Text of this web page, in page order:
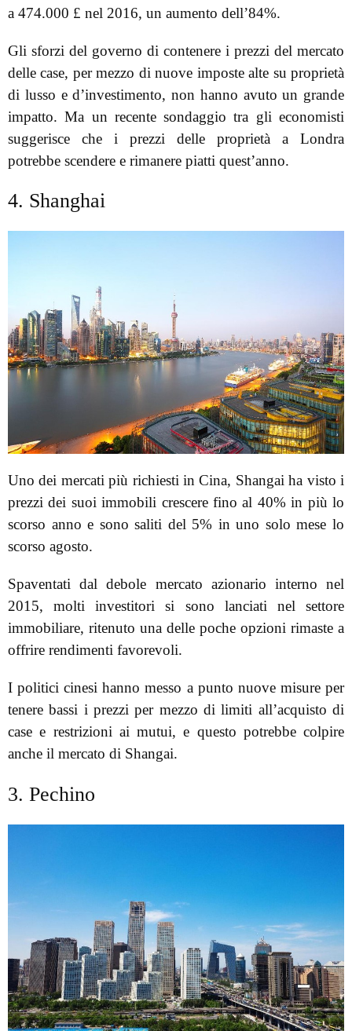
a 474.000 £ nel 2016, un aumento dell’84%.
Gli sforzi del governo di contenere i prezzi del mercato
delle case, per mezzo di nuove imposte alte su proprietà
di lusso e d’investimento, non hanno avuto un grande
impatto. Ma un recente sondaggio tra gli economisti
suggerisce che i prezzi delle proprietà a Londra
potrebbe scendere e rimanere piatti quest’anno.
4. Shanghai
Uno dei mercati più richiesti in Cina, Shangai ha visto i
prezzi dei suoi immobili crescere fino al 40% in più lo
scorso anno e sono saliti del 5% in uno solo mese lo
scorso agosto.
Spaventati dal debole mercato azionario interno nel
2015, molti investitori si sono lanciati nel settore
immobiliare, ritenuto una delle poche opzioni rimaste a
offrire rendimenti favorevoli.
I politici cinesi hanno messo a punto nuove misure per
tenere bassi i prezzi per mezzo di limiti all’acquisto di
case e restrizioni ai mutui, e questo potrebbe colpire
anche il mercato di Shangai.
3. Pechino